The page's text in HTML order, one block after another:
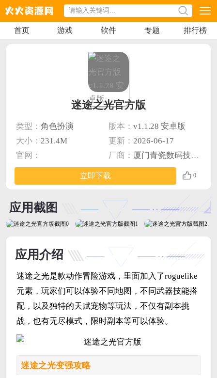
首页 游戏 软件 专题 排行榜
迷途之光官方版
类型： 角色扮演 版本： v1.1.28 安卓版
大小： 231.4M 更新： 2026-06-17
官网：
厂商： 厦门青瓷数码技术有限公司
立即下载 0
应用截图
应用介绍
迷途之光是款动作冒险游戏，里面加入了roguelike
元素，玩家们可以体验不同地图，不同武器技能搭
配，以及独特的天赋宠物等玩法，不仅有副本挑
战，也有无尽模式，限时副本等可以体验。
迷途之光变强攻略